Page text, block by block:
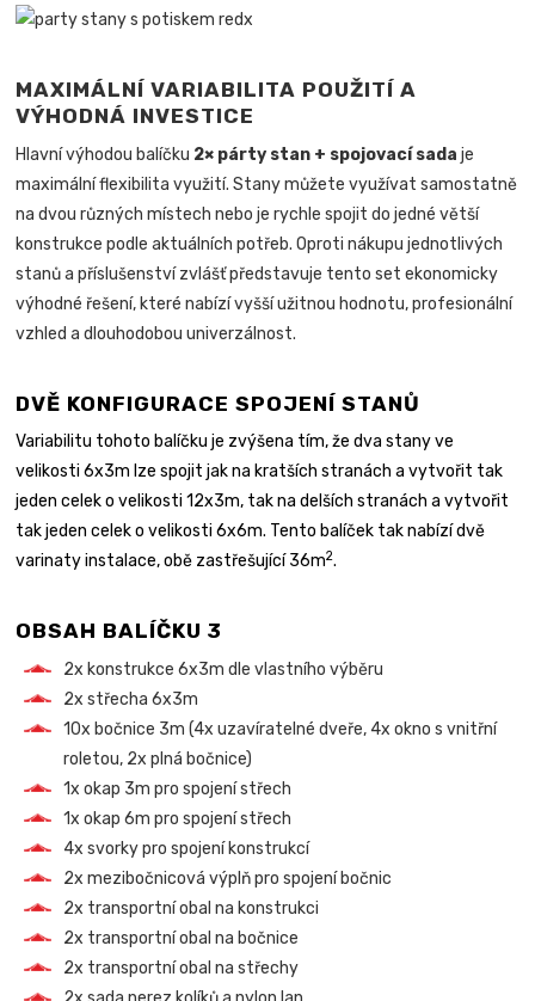
MAXIMÁLNÍ VARIABILITA POUŽITÍ A
VÝHODNÁ INVESTICE
Hlavní výhodou balíčku 2× párty stan + spojovací sada je
maximální flexibilita využití. Stany můžete využívat samostatně
na dvou různých místech nebo je rychle spojit do jedné větší
konstrukce podle aktuálních potřeb. Oproti nákupu jednotlivých
stanů a příslušenství zvlášť představuje tento set ekonomicky
výhodné řešení, které nabízí vyšší užitnou hodnotu, profesionální
vzhled a dlouhodobou univerzálnost.
DVĚ KONFIGURACE SPOJENÍ STANŮ
Variabilitu tohoto balíčku je zvýšena tím, že dva stany ve
velikosti 6x3m lze spojit jak na kratších stranách a vytvořit tak
jeden celek o velikosti 12x3m, tak na delších stranách a vytvořit
tak jeden celek o velikosti 6x6m. Tento balíček tak nabízí dvě
varinaty instalace, obě zastřešující 36m2.
OBSAH BALÍČKU 3
2x konstrukce 6x3m dle vlastního výběru
2x střecha 6x3m
10x bočnice 3m (4x uzavíratelné dveře, 4x okno s vnitřní
roletou, 2x plná bočnice)
1x okap 3m pro spojení střech
1x okap 6m pro spojení střech
4x svorky pro spojení konstrukcí
2x mezibočnicová výplň pro spojení bočnic
2x transportní obal na konstrukci
2x transportní obal na bočnice
2x transportní obal na střechy